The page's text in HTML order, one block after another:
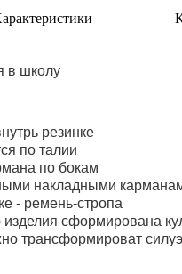
в школу
резинке
по талии
по бокам
накладными
- ремень-стропа
сформирована
трансформироват